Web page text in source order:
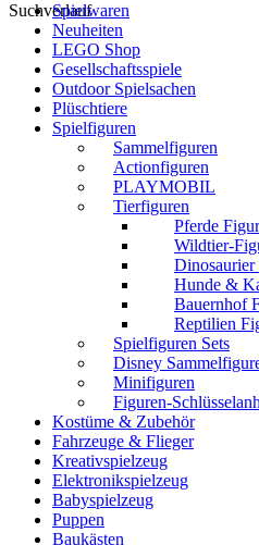
SuchverlaufSpielwaren
Neuheiten
LEGO Shop
Gesellschaftsspiele
Outdoor Spielsachen
Plüschtiere
Spielfiguren
Sammelfiguren
Actionfiguren
PLAYMOBIL
Tierfiguren
Pferde
Wildtier-
Dinosaurier
Hunde &
Bauernhof
Reptilien
Spielfiguren Sets
Disney
Minifiguren
Figuren-
Kostüme & Zubehör
Fahrzeuge & Flieger
Kreativspielzeug
Elektronikspielzeug
Babyspielzeug
Puppen
Baukästen